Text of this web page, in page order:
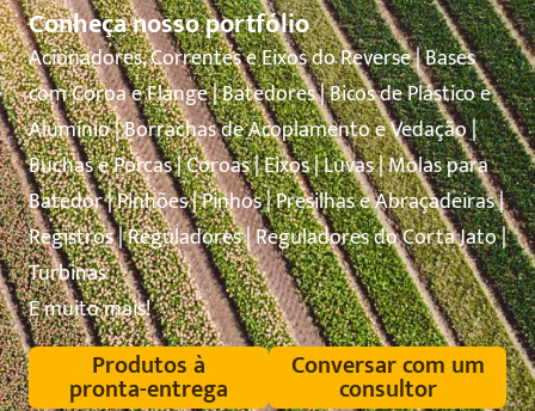
Conheça nosso portfólio
Acionadores, Correntes e Eixos do Reverse | Bases
com Coroa e Flange | Batedores | Bicos de Plástico e
Alumínio | Borrachas de Acoplamento e Vedação |
Buchas e Porcas | Coroas | Eixos | Luvas | Molas para
Batedor | Pinhões | Pinhos | Presilhas e Abraçadeiras |
Registros | Reguladores | Reguladores do Corta Jato |
Turbinas
E muito mais!
Produtos à
pronta-entrega
Conversar com um
consultor